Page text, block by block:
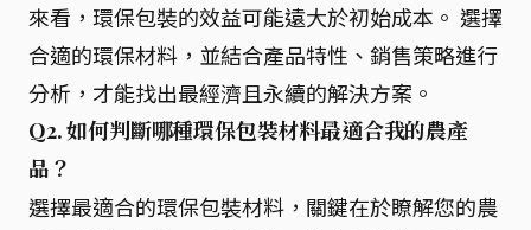
來看，環保包裝的效益可能遠大於初始成本。 選擇
合適的環保材料，並結合產品特性、銷售策略進行
分析，才能找出最經濟且永續的解決方案。
Q2. 如何判斷哪種環保包裝材料最適合我的農產
品？
選擇最適合的環保包裝材料，關鍵在於瞭解您的農